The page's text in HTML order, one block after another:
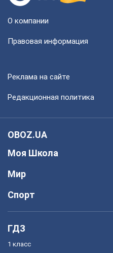
О компании
Правовая информация
Реклама на сайте
Редакционная политика
OBOZ.UA
Моя Школа
Мир
Спорт
ГДЗ
1 класс